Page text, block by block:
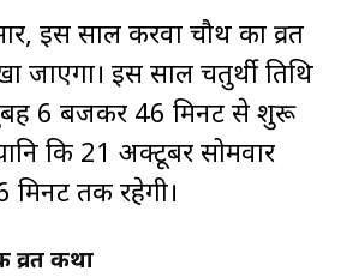
इस साल करवा चौथ का व्रत
जाएगा। इस साल चतुर्थी तिथि
6 बजकर 46 मिनट से शुरू
कि 21 अक्टूबर सोमवार
तक रहेगी।
व्रत कथा